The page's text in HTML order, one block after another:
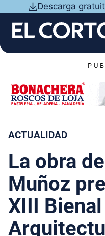
contenido
Descarga
ACTUALIDAD
La obra
Muñoz
XIII